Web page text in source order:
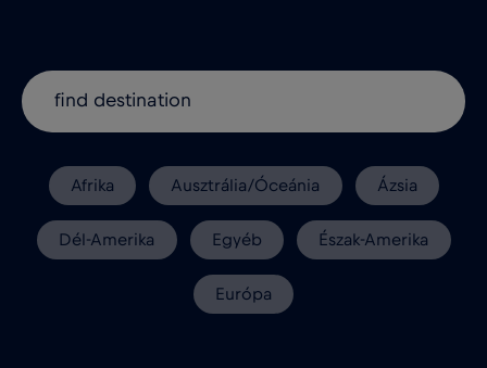
Afrika Ausztrália/Óceánia Ázsia
Dél-Amerika Egyéb Észak-Amerika
Európa